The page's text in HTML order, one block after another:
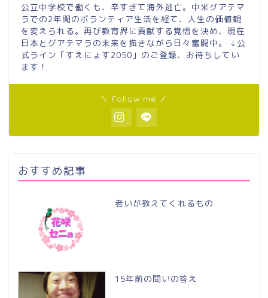
公立中学校で働くも、辛すぎて海外逃亡。中米グアテマ
ラでの2年間のボランティア生活を経て、人生の価値観
を変えられる。再び教育界に貢献する覚悟を決め、現在
日本とグアテマラの未来を描きながら日々奮闘中。 ↓公
式ライン「すえにょす2050」のご登録、お待ちしてい
ます！
＼ Follow me ／
おすすめ記事
老いが教えてくれるもの
15年前の問いの答え